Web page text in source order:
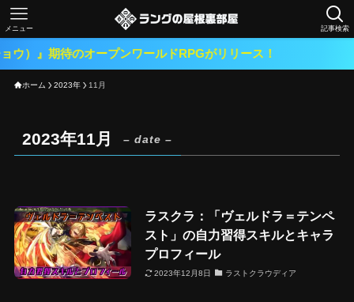
記事検索
メニュー
待のオープンワールドRPGがリリース！
ホーム 2023年 11月
2023年11月 – date –
ラスクラ：「ヴェルドラ＝テンペ
スト」の自力習得スキルとキャラ
プロフィール
2023年12月8日 ラストクラウディア